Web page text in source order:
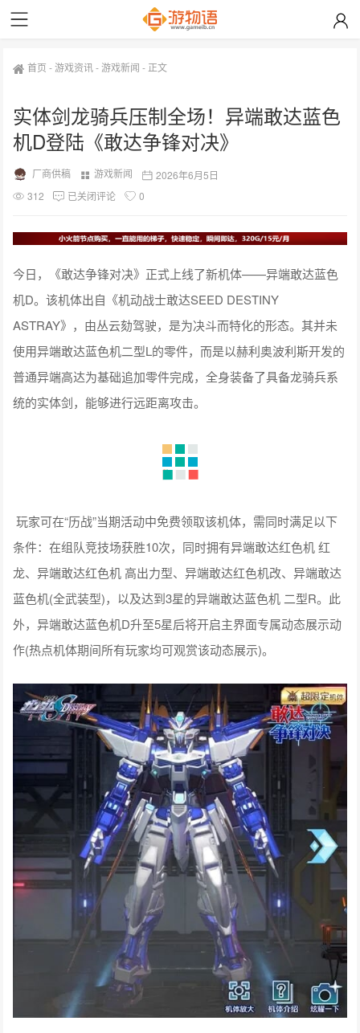
首页 -游戏资讯-游戏新闻 - 正文
实体剑龙骑兵压制全场！异端敢达蓝色
机D登陆《敢达争锋对决》
厂商供稿 游戏新闻
2026年6月5日
312
已关闭评论 0
今日，《敢达争锋对决》正式上线了新机体——异端敢达蓝色
机D。该机体出自《机动战士敢达SEED DESTINY
ASTRAY》，由丛云劾驾驶，是为决斗而特化的形态。其并未
使用异端敢达蓝色机二型L的零件，而是以赫利奥波利斯开发的
普通异端高达为基础追加零件完成，全身装备了具备龙骑兵系
统的实体剑，能够进行远距离攻击。
玩家可在“历战”当期活动中免费领取该机体，需同时满足以下
龙、异端敢达红色机 高出力型、异端敢达红色机改、异端敢达
蓝色机(全武装型)，以及达到3星的异端敢达蓝色机 二型R。此
外，异端敢达蓝色机D升至5星后将开启主界面专属动态展示动
作(热点机体期间所有玩家均可观赏该动态展示)。
话不多说，赶紧来看看这台新机体到底有多能打!